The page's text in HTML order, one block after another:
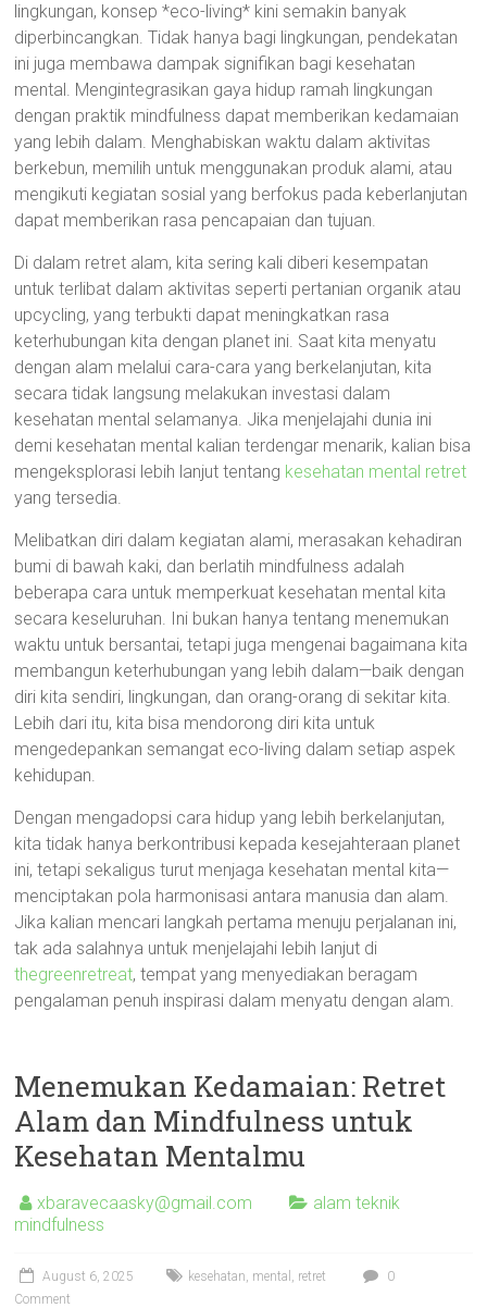
lingkungan, konsep *eco-living* kini semakin banyak
diperbincangkan. Tidak hanya bagi lingkungan, pendekatan
ini juga membawa dampak signifikan bagi kesehatan
mental. Mengintegrasikan gaya hidup ramah lingkungan
dengan praktik mindfulness dapat memberikan kedamaian
yang lebih dalam. Menghabiskan waktu dalam aktivitas
berkebun, memilih untuk menggunakan produk alami, atau
mengikuti kegiatan sosial yang berfokus pada keberlanjutan
dapat memberikan rasa pencapaian dan tujuan.
Di dalam retret alam, kita sering kali diberi kesempatan
untuk terlibat dalam aktivitas seperti pertanian organik atau
upcycling, yang terbukti dapat meningkatkan rasa
keterhubungan kita dengan planet ini. Saat kita menyatu
dengan alam melalui cara-cara yang berkelanjutan, kita
secara tidak langsung melakukan investasi dalam
kesehatan mental selamanya. Jika menjelajahi dunia ini
demi kesehatan mental kalian terdengar menarik, kalian bisa
mengeksplorasi lebih lanjut tentang kesehatan mental retret
yang tersedia.
Melibatkan diri dalam kegiatan alami, merasakan kehadiran
bumi di bawah kaki, dan berlatih mindfulness adalah
beberapa cara untuk memperkuat kesehatan mental kita
secara keseluruhan. Ini bukan hanya tentang menemukan
waktu untuk bersantai, tetapi juga mengenai bagaimana kita
membangun keterhubungan yang lebih dalam—baik dengan
diri kita sendiri, lingkungan, dan orang-orang di sekitar kita.
Lebih dari itu, kita bisa mendorong diri kita untuk
mengedepankan semangat eco-living dalam setiap aspek
kehidupan.
Dengan mengadopsi cara hidup yang lebih berkelanjutan,
kita tidak hanya berkontribusi kepada kesejahteraan planet
ini, tetapi sekaligus turut menjaga kesehatan mental kita—
menciptakan pola harmonisasi antara manusia dan alam.
Jika kalian mencari langkah pertama menuju perjalanan ini,
tak ada salahnya untuk menjelajahi lebih lanjut di
thegreenretreat, tempat yang menyediakan beragam
pengalaman penuh inspirasi dalam menyatu dengan alam.
Menemukan Kedamaian: Retret
Alam dan Mindfulness untuk
Kesehatan Mentalmu
xbaravecaasky@gmail.com
alam teknik
mindfulness
August 6, 2025 kesehatan, mental , retret
0
Comment